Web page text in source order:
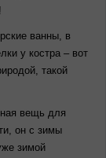
ванны, в
у костра – вот
такой
вещь для
он с зимы
зимой